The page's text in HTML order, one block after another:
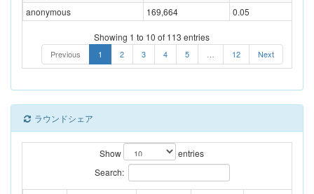
anonymous
169,664 0.05
Showing 1 to 10 of 113 entries
Previous 1 2 3 4 5 12 Next
ラウンドシェア
Show
entries
Search: